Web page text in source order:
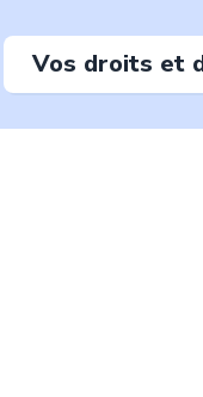
Vos droits et